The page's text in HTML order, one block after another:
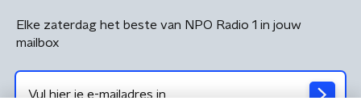
Elke zaterdag het beste van NPO Radio 1 in jouw
mailbox